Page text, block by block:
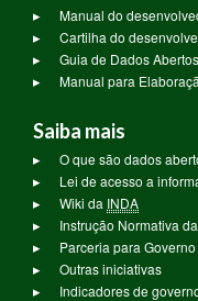
Manual do
Cartilha do
Guia de Dados Abertos
Manual para
Saiba mais
O que são dados
Lei de acesso a
Wiki da INDA
Instrução Normativa da
Parceria para
Outras iniciativas
Indicadores de